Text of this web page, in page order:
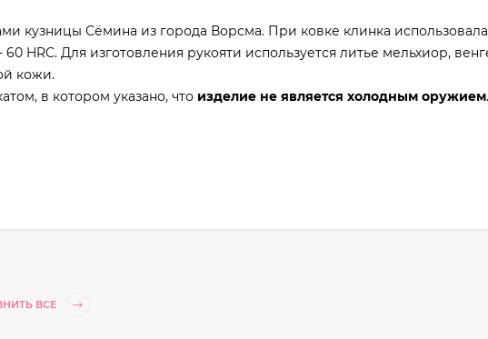
кузницы Сёмина из города Ворсма. При ковке клинка
60 HRC. Для изготовления рукояти используется литье мельхиор,
кожи.
в котором указано, что изделие не является холодным оружием.
ВСЕ